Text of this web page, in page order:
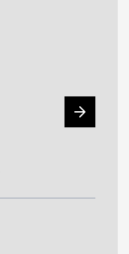
Przejdź